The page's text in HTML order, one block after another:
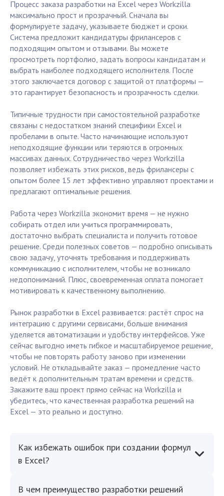
Процесс заказа разработки на Excel через Workzilla
максимально прост и прозрачный. Сначала вы
формулируете задачу, указываете бюджет и сроки.
Система предложит кандидатуры фрилансеров с
подходящим опытом и отзывами. Вы можете
просмотреть портфолио, задать вопросы кандидатам и
выбрать наиболее подходящего исполнителя. После
этого заключается договор с защитой от платформы —
это гарантирует безопасность и прозрачность сделки.
Типичные трудности при самостоятельной разработке
связаны с недостатком знаний специфики Excel и
пробелами в опыте. Часто начинающие используют
неподходящие функции или теряются в огромных
массивах данных. Сотрудничество через Workzilla
позволяет избежать этих рисков, ведь фрилансеры с
опытом более 15 лет эффективно управляют проектами и
предлагают оптимальные решения.
Работа через Workzilla экономит время — не нужно
собирать отдел или учиться программировать,
достаточно выбрать специалиста и получить готовое
решение. Среди полезных советов — подробно описывать
свою задачу, уточнять требования и поддерживать
коммуникацию с исполнителем, чтобы не возникало
недопониманий. Плюс, своевременная оплата помогает
мотивировать к качественному выполнению.
Рынок разработки в Excel развивается: растёт спрос на
интеграцию с другими сервисами, больше внимания
уделяется автоматизации и удобству интерфейсов. Уже
сейчас выгодно иметь гибкое и масштабируемое решение,
чтобы не повторять работу заново при изменении
условий. Не откладывайте заказ — промедление часто
ведёт к дополнительным тратам времени и средств.
Закажите ваш проект прямо сейчас на Workzilla и
убедитесь, что качественная разработка решений на
Excel — это реально и доступно.
Как избежать ошибок при создании формул
в Excel?
В чем преимущество разработки решений